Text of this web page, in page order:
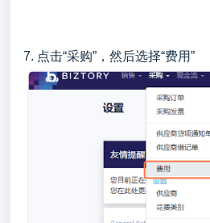
7. 点击“采购”，然后选择“费用”